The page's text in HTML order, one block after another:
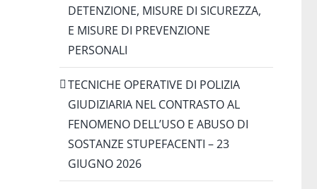
DETENZIONE, MISURE DI SICUREZZA,
E MISURE DI PREVENZIONE
PERSONALI
TECNICHE OPERATIVE DI POLIZIA
GIUDIZIARIA NEL CONTRASTO AL
FENOMENO DELL’USO E ABUSO DI
SOSTANZE STUPEFACENTI – 23
GIUGNO 2026